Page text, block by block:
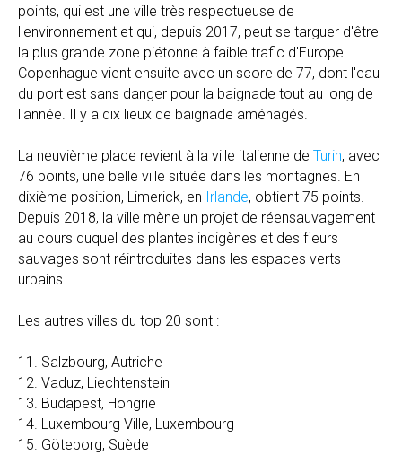
points, qui est une ville très respectueuse de
l'environnement et qui, depuis 2017, peut se targuer d'être
la plus grande zone piétonne à faible trafic d'Europe.
Copenhague vient ensuite avec un score de 77, dont l'eau
du port est sans danger pour la baignade tout au long de
l'année. Il y a dix lieux de baignade aménagés.
La neuvième place revient à la ville italienne de Turin, avec
76 points, une belle ville située dans les montagnes. En
dixième position, Limerick, en Irlande, obtient 75 points.
Depuis 2018, la ville mène un projet de réensauvagement
au cours duquel des plantes indigènes et des fleurs
sauvages sont réintroduites dans les espaces verts
urbains.
Les autres villes du top 20 sont :
11. Salzbourg, Autriche
12. Vaduz, Liechtenstein
13. Budapest, Hongrie
14. Luxembourg Ville, Luxembourg
15. Göteborg, Suède